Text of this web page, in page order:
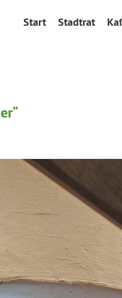
Start Stadtrat